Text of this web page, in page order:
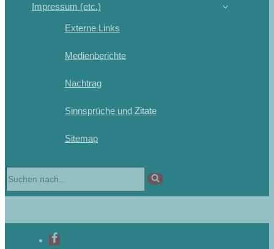
Impressum (etc.)
Externe Links
Medienberichte
Nachtrag
Sinnsprüche und Zitate
Sitemap